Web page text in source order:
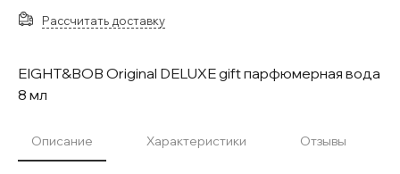
Рассчитать доставку
EIGHT&BOB Original DELUXE gift парфюмерная вода
8 мл
Описание Характеристики Отзывы